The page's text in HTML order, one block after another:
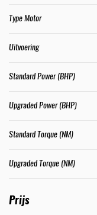
Type Motor
Uitvoering
Standard Power (BHP)
Upgraded Power (BHP)
Standard Torque (NM)
Upgraded Torque (NM)
Prijs